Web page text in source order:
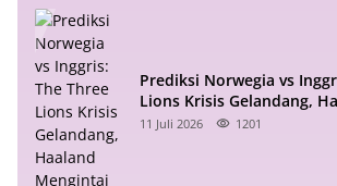
Prediksi Norwegia vs
Lions Krisis Gelandang,
Mengintai
11 Juli 2026 1201